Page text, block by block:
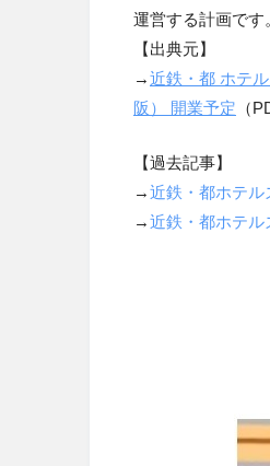
運営する計画です
【出典元】
→近鉄・都 ホテ
阪） 開業予定 （
【過去記事】
→近鉄・都ホテル
→近鉄・都ホテル